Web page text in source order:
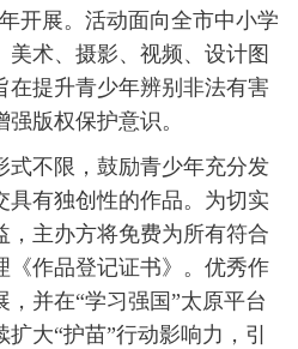
开展。活动面向全市中小学
术、摄影、视频、设计图
在提升青少年辨别非法有害
版权保护意识。
不限，鼓励青少年充分发
具有独创性的作品。为切实
，主办方将免费为所有符合
《作品登记证书》。优秀作
并在“学习强国”太原平台
大“护苗”行动影响力，引